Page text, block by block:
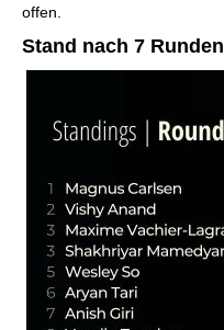
offen.
Stand nach 7 Runden